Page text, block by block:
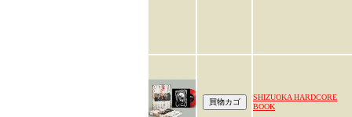
SHIZUOKA HARDCORE
BOOK